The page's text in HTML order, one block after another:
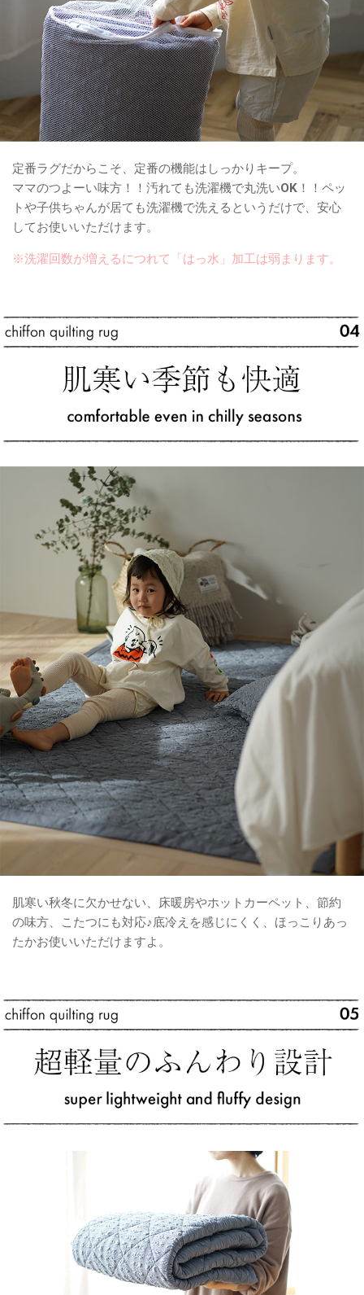
定番ラグだからこそ、定番の機能はしっかりキープ。
ママのつよーい味方！！汚れても洗濯機で丸洗いOK！！ペッ
トや子供ちゃんが居ても洗濯機で洗えるというだけで、安心
してお使いいただけます。
※洗濯回数が増えるにつれて「はっ水」加工は弱まります。
肌寒い秋冬に欠かせない、床暖房やホットカーペット、節約
の味方、こたつにも対応♪底冷えを感じにくく、ほっこりあっ
たかお使いいただけますよ。